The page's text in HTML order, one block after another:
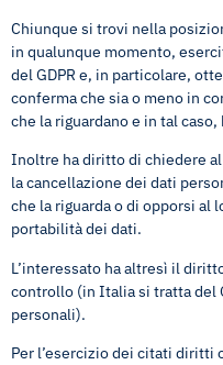
Chiunque si trovi nella
in qualunque momento,
del GDPR e, in particolare,
conferma che sia o meno in
che la riguardano e in tal
Inoltre ha diritto di chiedere
la cancellazione dei dati
che la riguarda o di opporsi
portabilità dei dati.
L’interessato ha altresì il
controllo (in Italia si tratta del
personali).
Per l’esercizio dei citati